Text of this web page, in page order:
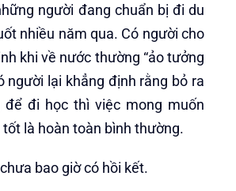
người đang chuẩn bị đi du
nhiều năm qua. Có người cho
khi về nước thường “ảo tưởng
người lại khẳng định rằng bỏ ra
để đi học thì việc mong muốn
là hoàn toàn bình thường.
bao giờ có hồi kết.